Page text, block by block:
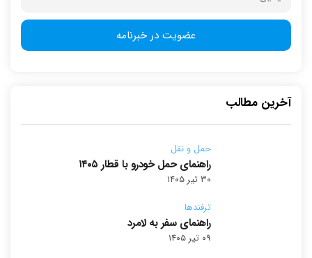
آخرین مطالب
حمل و نقل
راهنمای حمل خودرو با قطار ۱۴۰۵
۳۰ تیر ۱۴۰۵
ترفندها
راهنمای سفر به لامرد
۰۹ تیر ۱۴۰۵